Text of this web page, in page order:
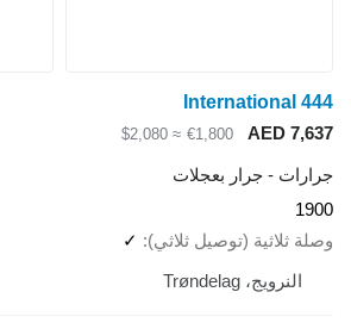
International
AED
€1,800
≈ $2,080
- جرار بعجلات
ثلاثية (توصيل ثلاثي) ✓
النرويج، Trøndelag